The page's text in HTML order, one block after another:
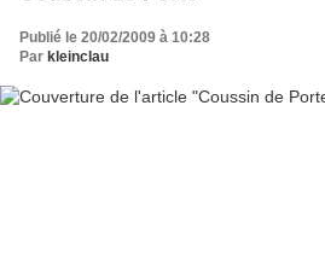
Publié le 20/02/2009 à 10:28
Par kleinclau